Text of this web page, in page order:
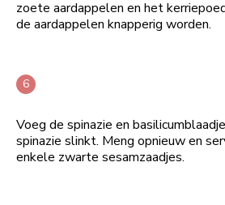
zoete aardappelen en het
de aardappelen knapperig worden.
Voeg de spinazie en
spinazie slinkt. Meng opnieuw en
enkele zwarte sesamzaadjes.